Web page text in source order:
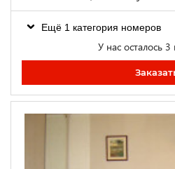
Ещё 1 категория номеров
У нас осталось